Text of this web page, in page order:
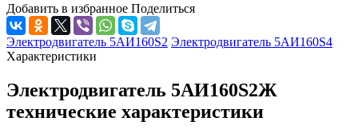
Добавить в избранное Поделиться
Электродвигатель 5АИ160S2 Электродвигатель 5АИ160S4
Характеристики
Электродвигатель 5АИ160S2Ж
технические характеристики